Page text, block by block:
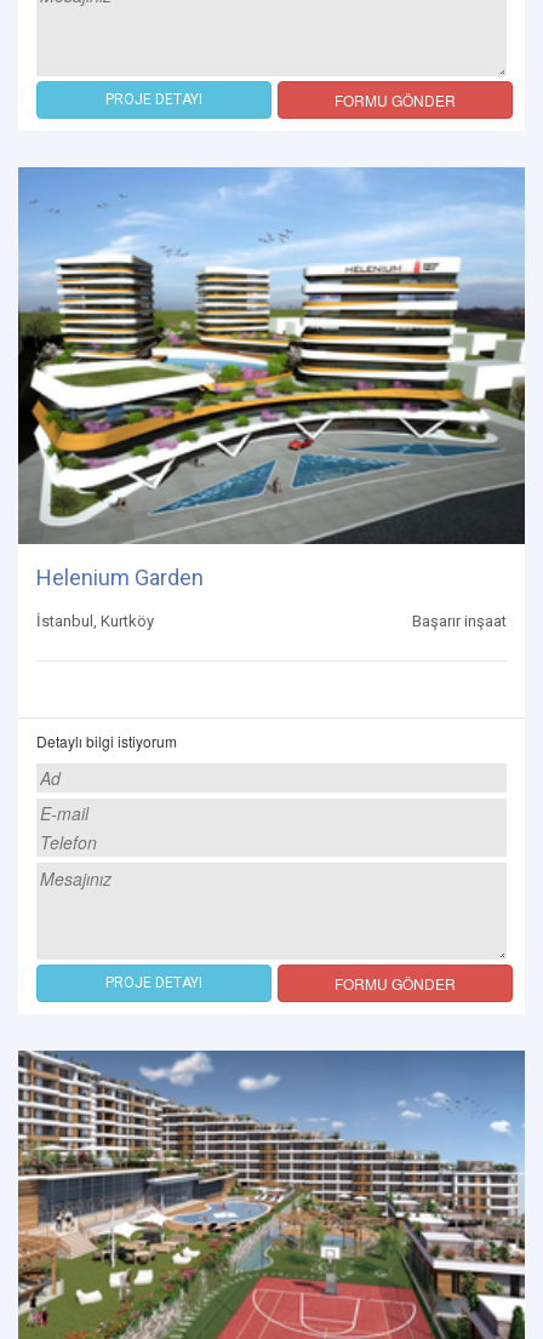
PROJE DETAYI FORMU GÖNDER
Helenium Garden
İstanbul, Kurtköy Başarır inşaat
Detaylı bilgi istiyorum
PROJE DETAYI FORMU GÖNDER